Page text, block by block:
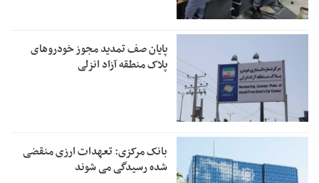
پایان صف تمدید مجوز خودروهای
پلاک منطقه آزاد انزلی
بانک مرکزی: تعهدات ارزی منقضی
شده رسیدگی می شوند